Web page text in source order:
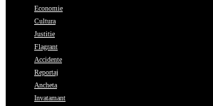
Economie
Cultura
Justitie
Flagrant
Accidente
Reportaj
Ancheta
Invatamant